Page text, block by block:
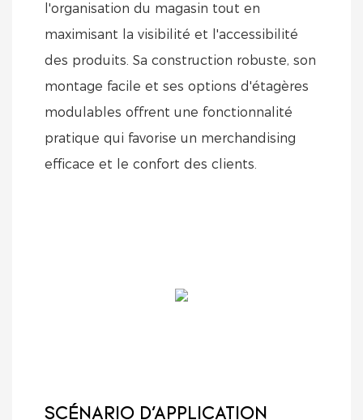
l'organisation du magasin tout en
maximisant la visibilité et l'accessibilité
des produits. Sa construction robuste, son
montage facile et ses options d'étagères
modulables offrent une fonctionnalité
pratique qui favorise un merchandising
efficace et le confort des clients.
SCÉNARIO D'APPLICATION